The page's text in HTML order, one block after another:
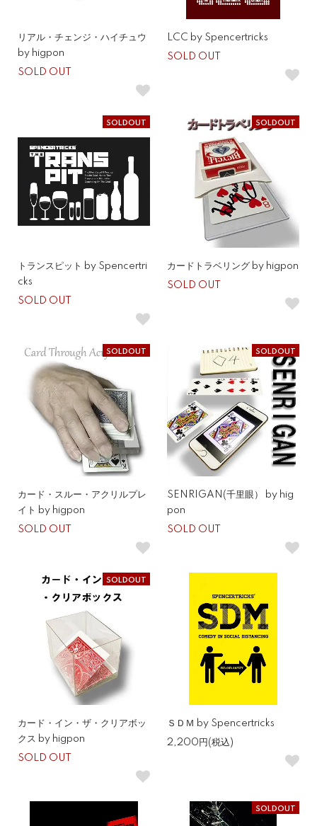
リアル・チェンジ・ハイチュウ
by higpon
SOLD OUT
LCC by Spencertricks
SOLD OUT
SOLDOUT
トランスピット by Spencertri
cks
SOLD OUT
SOLDOUT
カードトラベリング by higpon
SOLD OUT
SOLDOUT
カード・スルー・アクリルプレ
イト by higpon
SOLD OUT
SOLDOUT
SENRIGAN(千里眼） by hig
pon
SOLD OUT
SOLDOUT
カード・イン・ザ・クリアボッ
クス by higpon
SOLD OUT
ＳＤＭ by Spencertricks
2,200円(税込)
SOLDOUT